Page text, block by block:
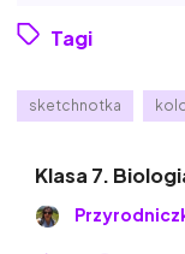
Tagi
sketchnotka
Klasa 7.